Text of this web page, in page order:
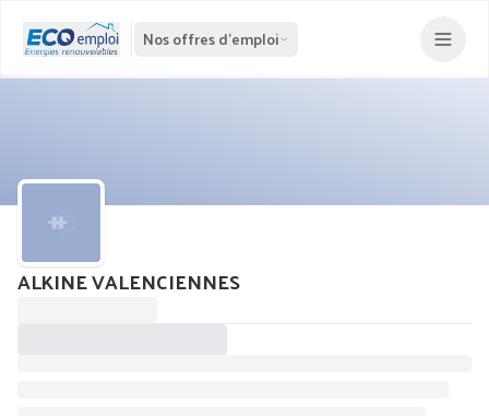
Nos offres d'emploi
ALKINE VALENCIENNES